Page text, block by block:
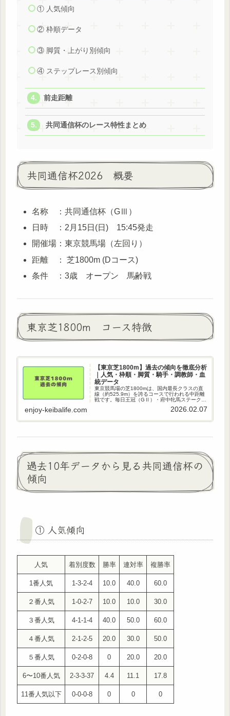
① 人気傾向
② 枠順データ
③ 脚質・上がり別傾向
④ ステップレース別傾向
前走距離
共同通信杯のレース特性まとめ
共同通信杯2026 概要
名称 ：共同通信杯（GⅢ）
日時 ：2月15日(日) 15:45発走
開催場：東京競馬場（左回り）
距離 ： 芝1800m (Dコース)
条件 ：3歳 オープン 馬齢戦
東京芝1800m コース特徴
【東京芝1800m】過去の傾向を徹底分析
｜人気・枠順・脚質・騎手・調教師・血
統データ
東京競馬場の芝1800mは、国内最長クラスの直
線（約525.9m）を誇るコースで行われる中距離
戦です。毎日王冠（GⅡ）・府中牝馬ステークス
（GⅡ）など重要な重賞も施行されるこのコース
の傾向を、人気・枠順・脚質・騎手・調教師・
enjoy-keibalife.com 2026.02.07
過去10年データから見る共同通信杯の
傾向
① 人気傾向
人気 着別度数 勝率 連対率 複勝率
1番人気 1-3-2-4 10.0 40.0 60.0
２番人気 1-0-2-7 10.0 10.0 30.0
３番人気 4-1-1-4 40.0 50.0 60.0
４番人気 2-1-2-5 20.0 30.0 50.0
５番人気 0-2-0-8 0 20.0 20.0
6〜10番人気 2-3-3-37 4.4 11.1 17.8
11番人気以下 0-0-0-8 0 0 0